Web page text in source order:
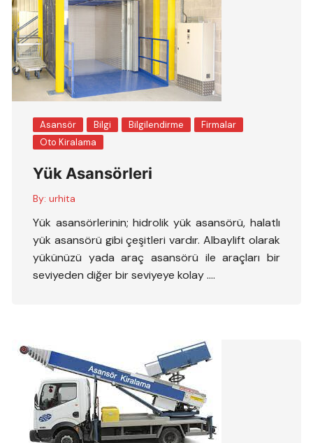
Asansör Bilgi Bilgilendirme
Firmalar
Oto Kiralama
Yük Asansörleri
By: urhita
Yük asansörlerinin; hidrolik yük asansörü, halatlı
yük asansörü gibi çeşitleri vardır. Albaylift olarak
yükünüzü yada araç asansörü ile araçları bir
seviyeden diğer bir seviyeye kolay ….